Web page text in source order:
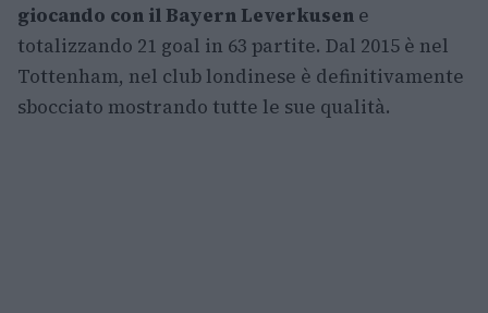
giocando con il Bayern Leverkusen e
totalizzando 21 goal in 63 partite. Dal 2015 è nel
Tottenham, nel club londinese è definitivamente
sbocciato mostrando tutte le sue qualità.